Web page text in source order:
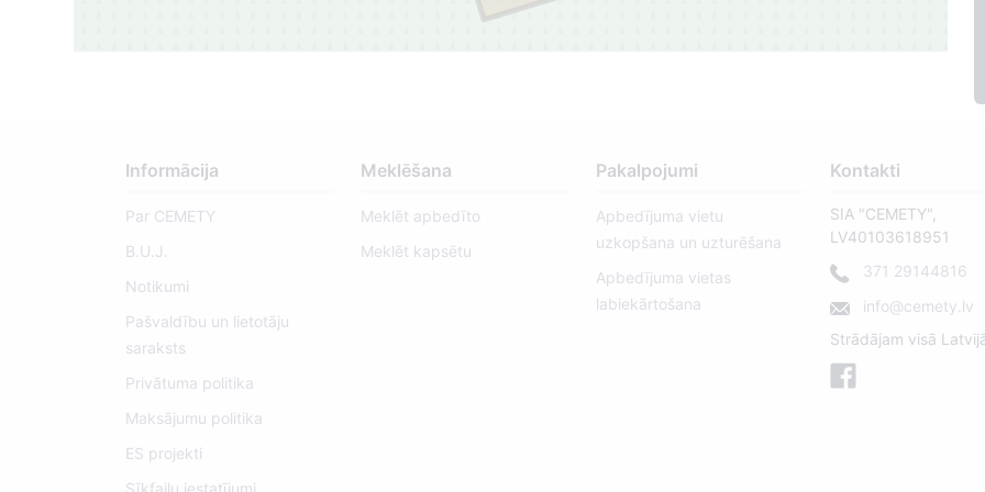
Informācija
Par CEMETY
B.U.J.
Notikumi
Pašvaldību un lietotāju
saraksts
Privātuma politika
Maksājumu politika
ES projekti
Meklēšana
Meklēt apbedīto
Meklēt kapsētu
Pakalpojumi
Apbedījuma vietu
uzkopšana un uzturēšana
Apbedījuma vietas
labiekārtošana
Kontakti
SIA "CEMETY",
LV40103618951
371 29144816
info@cemety.lv
Strādājam visā